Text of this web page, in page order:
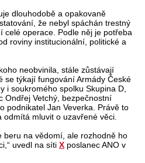
dlouhodobě a opakovaně
že nebyl spáchán trestný
celé operace. Podle něj je potřeba
roviny institucionální, politické a
neobvinila, stále zůstávají
se týkají fungování Armády České
i soukromého spolku Skupina D,
Ondřej Vetchý, bezpečnostní
podnikatel Jan Veverka. Právě to
mluvit o uzavřené věci.
beru na vědomí, ale rozhodně ho
uvedl na síti X poslanec ANO v